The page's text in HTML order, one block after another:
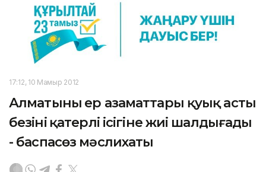
17:12, 10 Мамыр 2012
Алматының ер азаматтары қуық асты
безінің қатерлі ісігіне жиі шалдығады
- баспасөз мәслихаты